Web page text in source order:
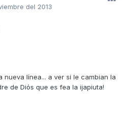
del 2013
nueva línea... a ver si le cambian la
de Diós que es fea la ijapiuta!